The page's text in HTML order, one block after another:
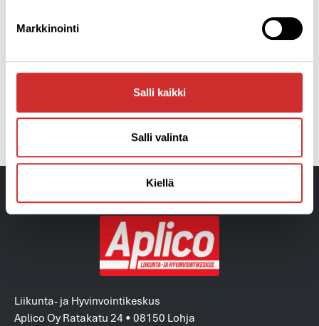
Markkinointi
Salli kaikki
Salli valinta
Kiellä
isommaksitästä(pdf).
EDELLINEN
Aktiivinen Arki -kurssit alkavat 12.9. ja 14.11.
SEURAAVA
Liikunta- ja Hyvinvointikeskus
Aplico Oy Ratakatu 24 • 08150 Lohja